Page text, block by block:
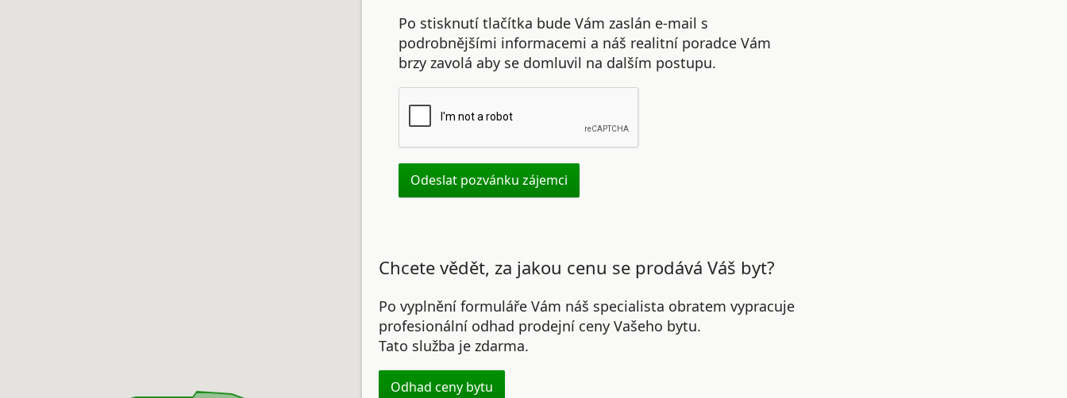
Po stisknutí tlačítka bude Vám zaslán e-mail s
podrobnějšími informacemi a náš realitní poradce Vám
brzy zavolá aby se domluvil na dalším postupu.
Chcete vědět, za jakou cenu se prodává Váš byt?
Po vyplnění formuláře Vám náš specialista obratem vypracuje
profesionální odhad prodejní ceny Vašeho bytu.
Tato služba je zdarma.
Odhad ceny bytu